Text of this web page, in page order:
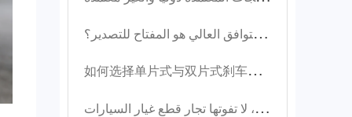
مع البيئات القاسية.
من طرازات
طلب السوق
ت
حليل الفروق بين أقراص الفرامل للمركبات التجارية والمركبات الشخصية: لماذا يكون التوافق العالي هو المفتاح للتصدير؟
如
何选择单片式与双片式刹车套件？不同车型适用场景对比分析
د
ليل شراء أقراص الفرامل للمركبات التجارية لعام 2025: 3 تقنيات لتقليل التكاليف، لا تفوتها تجار قطع غيار السيارات!